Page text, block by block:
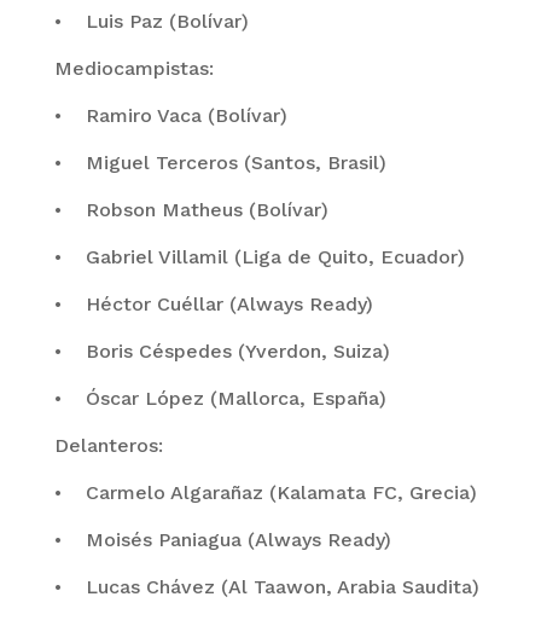
• Luis Paz (Bolívar)
Mediocampistas:
• Ramiro Vaca (Bolívar)
• Miguel Terceros (Santos, Brasil)
• Robson Matheus (Bolívar)
• Gabriel Villamil (Liga de Quito, Ecuador)
• Héctor Cuéllar (Always Ready)
• Boris Céspedes (Yverdon, Suiza)
• Óscar López (Mallorca, España)
Delanteros:
• Carmelo Algarañaz (Kalamata FC, Grecia)
• Moisés Paniagua (Always Ready)
• Lucas Chávez (Al Taawon, Arabia Saudita)